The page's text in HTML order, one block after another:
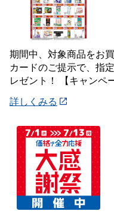
期間中、対象商品をお
カードのご提示で、指
レゼント！ 【キャンペーン期間】 7月1日(水)～7月27日
詳しくみる